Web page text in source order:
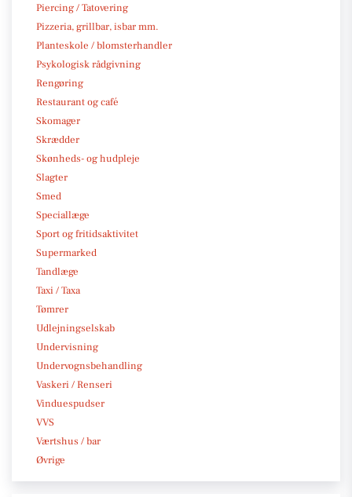
Piercing / Tatovering
Pizzeria, grillbar, isbar mm.
Planteskole / blomsterhandler
Psykologisk rådgivning
Rengøring
Restaurant og café
Skomager
Skrædder
Skønheds- og hudpleje
Slagter
Smed
Speciallæge
Sport og fritidsaktivitet
Supermarked
Tandlæge
Taxi / Taxa
Tømrer
Udlejningselskab
Undervisning
Undervognsbehandling
Vaskeri / Renseri
Vinduespudser
VVS
Værtshus / bar
Øvrige